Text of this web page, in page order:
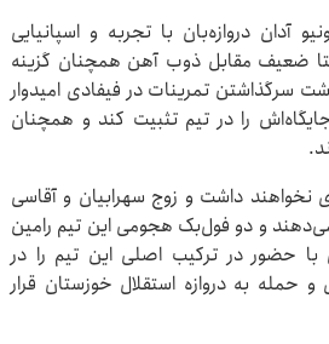
آدان دروازه‌بان با تجربه و اسپانیایی
ضعیف مقابل ذوب آهن همچنان گزینه
سرگذاشتن تمرینات در فیفادی امیدوار
را در تیم تثبیت کند و همچنان
نخواهند داشت و زوج سهرابیان و آقاسی
و دو فول‌بک هجومی این تیم رامین
با حضور در ترکیب اصلی این تیم را در
حمله به دروازه استقلال خوزستان قرار